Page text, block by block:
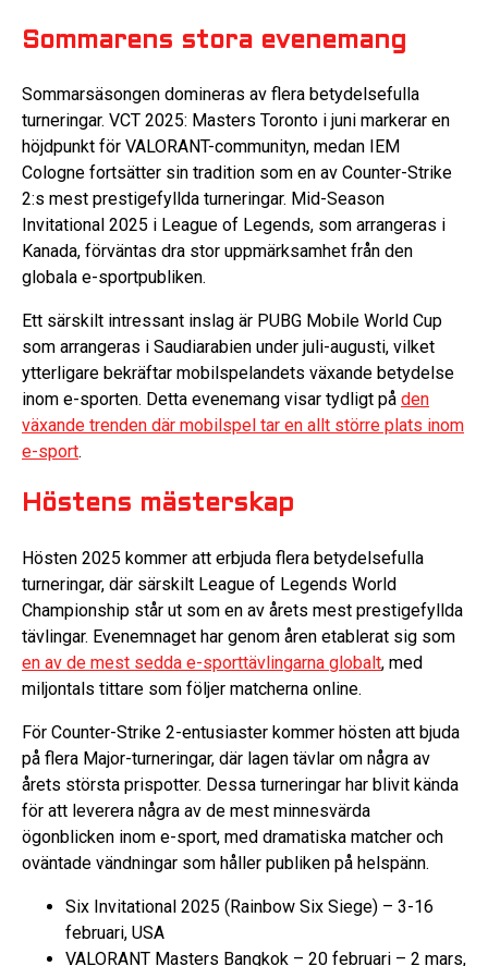
Sommarens stora evenemang
Sommarsäsongen domineras av flera betydelsefulla
turneringar. VCT 2025: Masters Toronto i juni markerar en
höjdpunkt för VALORANT-communityn, medan IEM
Cologne fortsätter sin tradition som en av Counter-Strike
2:s mest prestigefyllda turneringar. Mid-Season
Invitational 2025 i League of Legends, som arrangeras i
Kanada, förväntas dra stor uppmärksamhet från den
globala e-sportpubliken.
Ett särskilt intressant inslag är PUBG Mobile World Cup
som arrangeras i Saudiarabien under juli-augusti, vilket
ytterligare bekräftar mobilspelandets växande betydelse
inom e-sporten. Detta evenemang visar tydligt på den
växande trenden där mobilspel tar en allt större plats inom
e-sport.
Höstens mästerskap
Hösten 2025 kommer att erbjuda flera betydelsefulla
turneringar, där särskilt League of Legends World
Championship står ut som en av årets mest prestigefyllda
tävlingar. Evenemnaget har genom åren etablerat sig som
en av de mest sedda e-sporttävlingarna globalt, med
miljontals tittare som följer matcherna online.
För Counter-Strike 2-entusiaster kommer hösten att bjuda
på flera Major-turneringar, där lagen tävlar om några av
årets största prispotter. Dessa turneringar har blivit kända
för att leverera några av de mest minnesvärda
ögonblicken inom e-sport, med dramatiska matcher och
oväntade vändningar som håller publiken på helspänn.
Six Invitational 2025 (Rainbow Six Siege) – 3-16
februari, USA
VALORANT Masters Bangkok – 20 februari – 2 mars,